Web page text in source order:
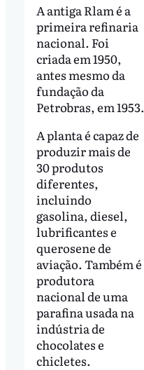
A antiga Rlam é a
primeira refinaria
nacional. Foi
criada em 1950,
antes mesmo da
fundação da
Petrobras, em 1953.
A planta é capaz de
produzir mais de
30 produtos
diferentes,
incluindo
gasolina, diesel,
lubrificantes e
querosene de
aviação. Também é
produtora
nacional de uma
parafina usada na
indústria de
chocolates e
chicletes.